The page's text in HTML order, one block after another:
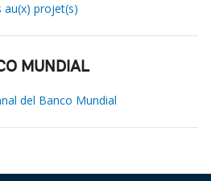
au(x) projet(s)
MUNDIAL
del Banco Mundial